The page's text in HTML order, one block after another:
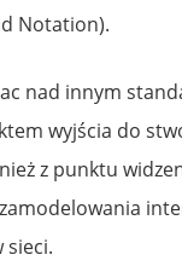
Notation).
nad innym
wyjścia do
z punktu
sieci.